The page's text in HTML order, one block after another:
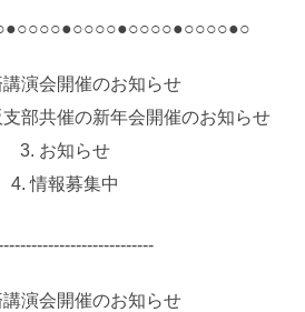
演会開催のお知らせ
部共催の新年会開催のお知らせ
お知らせ
情報募集中
演会開催のお知らせ